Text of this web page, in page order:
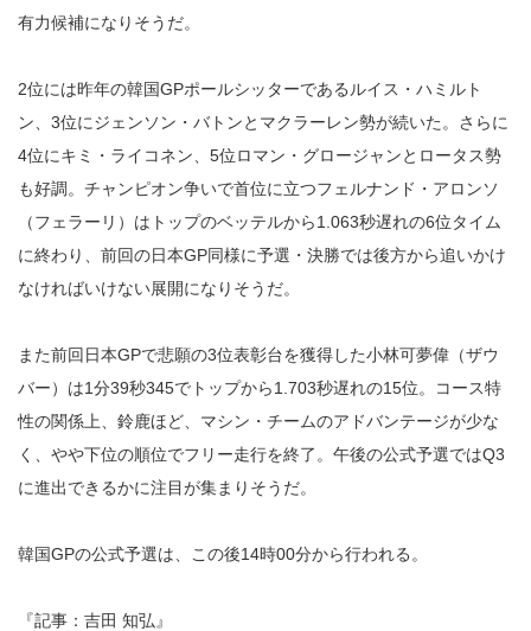
有力候補になりそうだ。
2位には昨年の韓国GPポールシッターであるルイス・ハミルト
ン、3位にジェンソン・バトンとマクラーレン勢が続いた。さらに
4位にキミ・ライコネン、5位ロマン・グロージャンとロータス勢
も好調。チャンピオン争いで首位に立つフェルナンド・アロンソ
（フェラーリ）はトップのベッテルから1.063秒遅れの6位タイム
に終わり、前回の日本GP同様に予選・決勝では後方から追いかけ
なければいけない展開になりそうだ。
また前回日本GPで悲願の3位表彰台を獲得した小林可夢偉（ザウ
バー）は1分39秒345でトップから1.703秒遅れの15位。コース特
性の関係上、鈴鹿ほど、マシン・チームのアドバンテージが少な
く、やや下位の順位でフリー走行を終了。午後の公式予選ではQ3
に進出できるかに注目が集まりそうだ。
韓国GPの公式予選は、この後14時00分から行われる。
『記事：吉田 知弘』